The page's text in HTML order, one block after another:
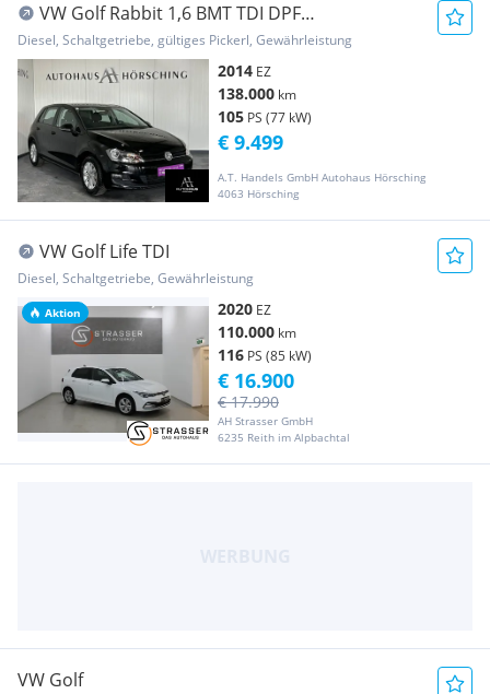
VW Golf Rabbit 1,6 BMT TDI DPF
4Motion//ALLRAD//
Diesel, Schaltgetriebe, gültiges Pickerl, Gewährleistung
2014 EZ
138.000 km
105 PS (77 kW)
A.T. Handels GmbH Autohaus Hörsching
4063 Hörsching
€ 9.499
Aktion
VW Golf Life TDI
Diesel, Schaltgetriebe, Gewährleistung
2020 EZ
110.000 km
116 PS (85 kW)
AH Strasser GmbH
6235 Reith im Alpbachtal
€ 17.990
€ 16.900
VW Golf